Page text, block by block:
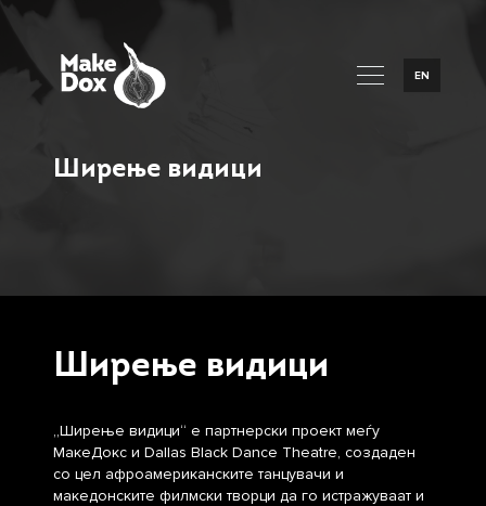
EN
Ширење видици
Ширење видици
„Ширење видици“ е партнерски проект меѓу
МакеДокс и Dallas Black Dance Theatre, создаден
со цел афроамериканските танцувачи и
македонските филмски творци да го истражуваат и